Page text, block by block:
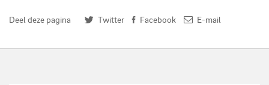
Deel deze pagina Twitter Facebook E-mail